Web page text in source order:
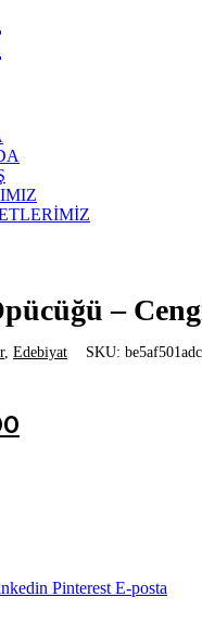
–
, Edebiyat SKU:
Pinterest E-posta